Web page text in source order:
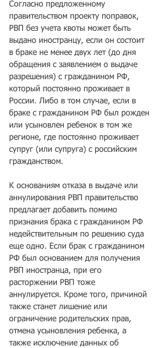
Согласно предложенному
правительством проекту поправок,
РВП без учета квоты может быть
выдано иностранцу, если он состоит
в браке не менее двух лет (до дня
обращения с заявлением о выдаче
разрешения) с гражданином РФ,
который постоянно проживает в
России. Либо в том случае, если в
браке с гражданином РФ был рожден
или усыновлен ребенок в том же
регионе, где постоянно проживает
супруг (или супруга) с российским
гражданством.
К основаниям отказа в выдаче или
аннулирования РВП правительство
предлагает добавить помимо
признания брака с гражданином РФ
недействительным по решению суда
еще одно. Если брак с гражданином
РФ был основанием для получения
РВП иностранца, при его
расторжении РВП тоже
аннулируется. Кроме того, причиной
также станет лишение или
ограничение родительских прав,
отмена усыновления ребенка, а
также исключение данных об